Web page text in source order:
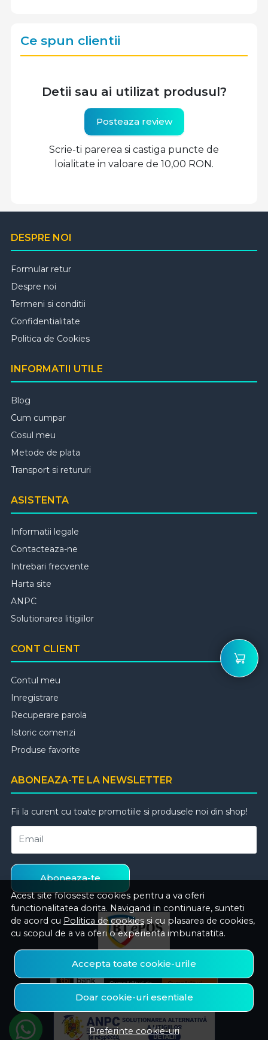
Ce spun clientii
Detii sau ai utilizat produsul?
Posteaza review
Scrie-ti parerea si castiga puncte de
loialitate in valoare de 10,00 RON.
Acest site foloseste cookies pentru a va oferi
functionalitatea dorita. Navigand in continuare, sunteti
de acord cu Politica de cookies si cu plasarea de cookies,
cu scopul de a va oferi o experienta imbunatatita.
Accepta toate cookie-urile
Doar cookie-uri esentiale
Preferinte cookie-uri
DESPRE NOI
Formular retur
Despre noi
Termeni si conditii
Confidentialitate
Politica de Cookies
INFORMATII UTILE
Blog
Cum cumpar
Cosul meu
Metode de plata
Transport si retururi
ASISTENTA
Informatii legale
Contacteaza-ne
Intrebari frecvente
Harta site
ANPC
Solutionarea litigiilor
CONT CLIENT
Contul meu
Inregistrare
Recuperare parola
Istoric comenzi
Produse favorite
ABONEAZA-TE LA NEWSLETTER
Fii la curent cu toate promotiile si produsele noi din shop!
Email
Aboneaza-te